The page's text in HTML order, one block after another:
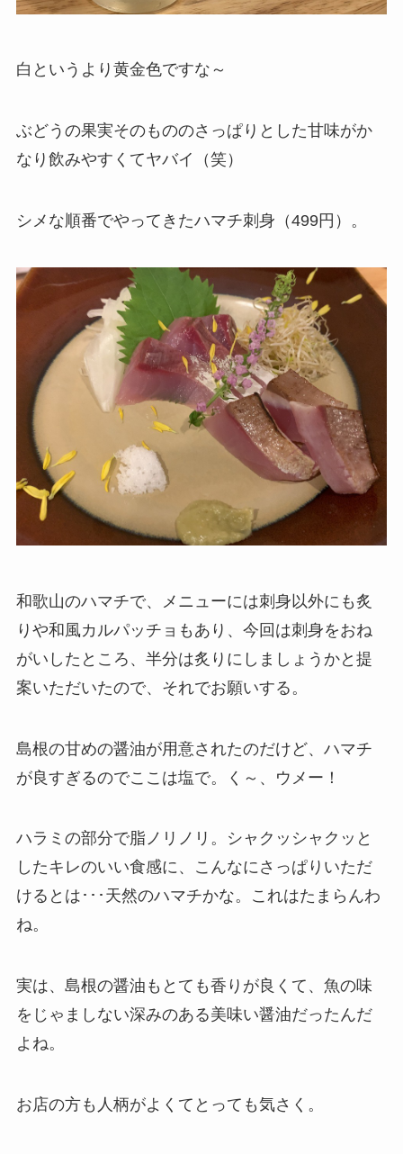
白というより黄金色ですな～
ぶどうの果実そのもののさっぱりとした甘味がか
なり飲みやすくてヤバイ（笑）
シメな順番でやってきたハマチ刺身（499円）。
和歌山のハマチで、メニューには刺身以外にも炙
りや和風カルパッチョもあり、今回は刺身をおね
がいしたところ、半分は炙りにしましょうかと提
案いただいたので、それでお願いする。
島根の甘めの醤油が用意されたのだけど、ハマチ
が良すぎるのでここは塩で。く～、ウメー！
ハラミの部分で脂ノリノリ。シャクッシャクッと
したキレのいい食感に、こんなにさっぱりいただ
けるとは･･･天然のハマチかな。これはたまらんわ
ね。
実は、島根の醤油もとても香りが良くて、魚の味
をじゃましない深みのある美味い醤油だったんだ
よね。
お店の方も人柄がよくてとっても気さく。